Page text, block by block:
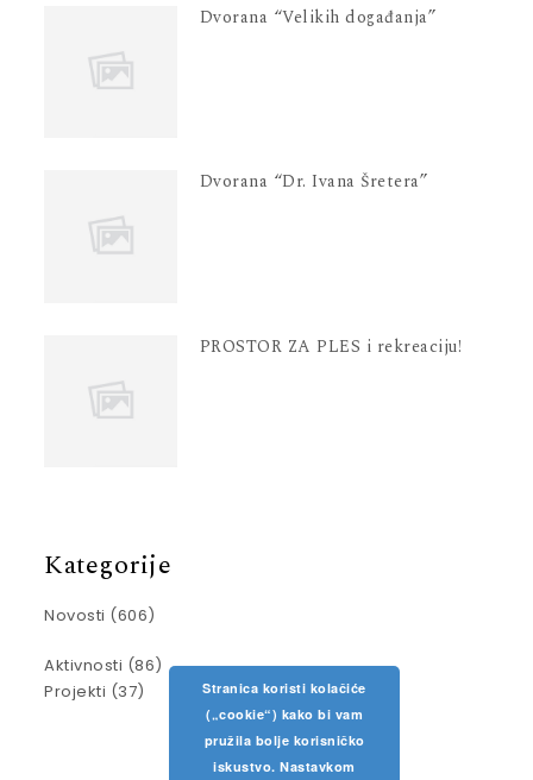
Dvorana “Velikih događanja”
Dvorana “Dr. Ivana Šretera”
PROSTOR ZA PLES i rekreaciju!
Kategorije
Novosti (606)
Aktivnosti (86)
Projekti (37)
Stranica koristi kolačiće
(„cookie“) kako bi vam
pružila bolje korisničko
iskustvo. Nastavkom